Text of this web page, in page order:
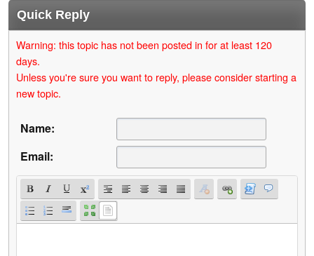
Quick Reply
Warning: this topic has not been posted in for at least 120
days.
Unless you're sure you want to reply, please consider starting a
new topic.
Name:
Email: